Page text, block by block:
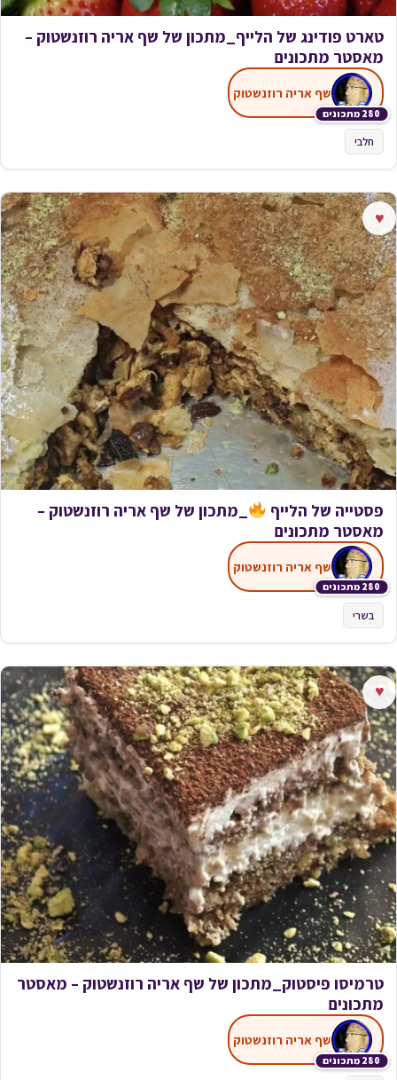
טארט פודינג של הלייף_מתכון של שף אריה רוזנשטוק –
מאסטר מתכונים
280 מתכונים
שף אריה רוזנשטוק
חלבי
♥
פסטייה של הלייף
_מתכון של שף אריה רוזנשטוק –
מאסטר מתכונים
280 מתכונים
שף אריה רוזנשטוק
בשרי
♥
טרמיסו פיסטוק_מתכון של שף אריה רוזנשטוק – מאסטר
מתכונים
280 מתכונים
שף אריה רוזנשטוק